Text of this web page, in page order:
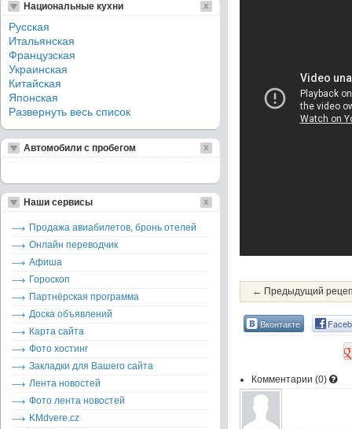
← Предыдущий
Вконтакте
Комментарии (0)
Национальные кухни
Русская
Итальянская
Французская
Украинская
Китайская
Японская
Развернуть весь список
Автомобили с пробегом
Наши сервисы
Продажа авиабилетов, бронь отелей
Онлайн переводчик
Афиша
Гороскоп
Партнёрская программа
Доска объявлений
Карта сайта
Фото хостинг
Закладки для Вашего сайта
Лента новостей
Фото лента новостей
KMdvere.cz